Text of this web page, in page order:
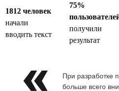
1812 человек
начали
вводить текст
75%
получили
результат
При разработке
больше всего